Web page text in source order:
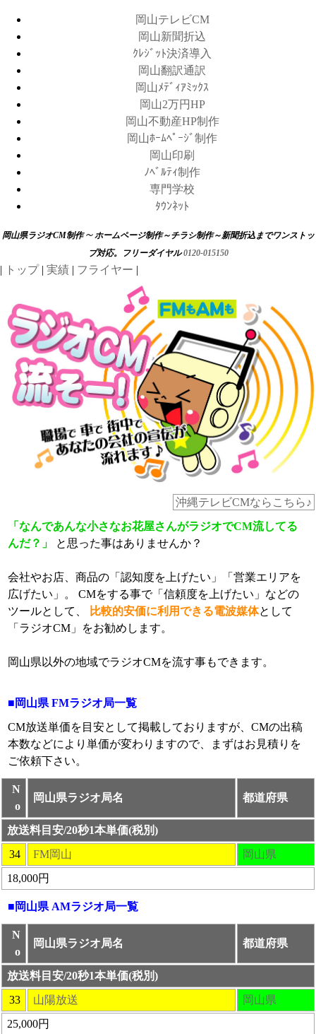
岡山テレビCM
岡山新聞折込
ｸﾚｼﾞｯﾄ決済導入
岡山翻訳通訳
岡山ﾒﾃﾞｨｱﾐｯｸｽ
岡山2万円HP
岡山不動産HP制作
岡山ﾎｰﾑﾍﾟｰｼﾞ制作
岡山印刷
ﾉﾍﾞﾙﾃｨ制作
専門学校
ﾀｳﾝﾈｯﾄ
岡山県ラジオCM制作～ホームページ制作～チラシ制作～新聞折込までワンストッ
プ対応。フリーダイヤル0120-015150
| トップ| 実績 | フライヤー |
沖縄テレビCMならこちら♪
「なんであんな小さなお花屋さんがラジオでCM流してる
んだ？」
と思った事はありませんか？
会社やお店、商品の「認知度を上げたい」「営業エリアを
広げたい」。 CMをする事で「信頼度を上げたい」などの
ツールとして、
比較的安価に利用できる電波媒体として
「ラジオCM」をお勧めします。
岡山県以外の地域でラジオCMを流す事もできます。
■岡山県 FMラジオ局一覧
CM放送単価を目安として掲載しておりますが、CMの出稿
本数などにより単価が変わりますので、まずはお見積りを
ご依頼下さい。
N
o
岡山県ラジオ局名 都道府県
放送料目安/20秒1本単価(税別)
34
FM岡山
岡山県
18,000円
■岡山県 AMラジオ局一覧
N
o
岡山県ラジオ局名 都道府県
放送料目安/20秒1本単価(税別)
33
山陽放送
岡山県
25,000円